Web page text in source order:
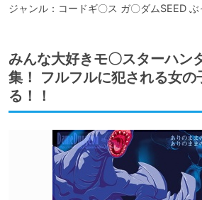
ジャンル：コードギ〇ス ガ〇ダムSEED ぶ
みんな大好きモ〇スターハン
集！ フルフルに犯される女の
る！！